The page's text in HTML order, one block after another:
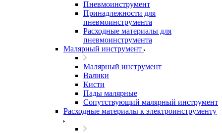
Пневмоинструмент
Принадлежности для
пневмоинструмента
Расходные материалы для
пневмоинструмента
Малярный инструмент
Малярный инструмент
Валики
Кисти
Пады малярные
Сопутствующий малярный инструмент
Расходные материалы к электроинструменту